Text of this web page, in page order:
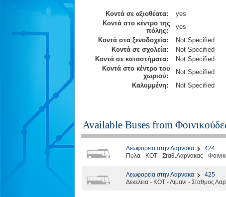
Κοντά σε αξιοθέατα:
yes
Κοντά στο κέντρο της
πόλης:
yes
Κοντά στα ξενοδοχεία:
Not Specified
Κοντά σε σχολεία:
Not Specified
Κοντά σε καταστήματα:
Not Specified
Κοντά στο κέντρο του
χωριού:
Not Specified
Καλυμμένη:
Not Specified
Available Buses from
Λεωφορεια στην Λαρνακα
424
Πυλα - ΚΟΤ - Σταθ.Λαρνακας -
Λεωφορεια στην Λαρνακα
425
Δεκελεια - ΚΟΤ - Λιμανι - Σταθμος